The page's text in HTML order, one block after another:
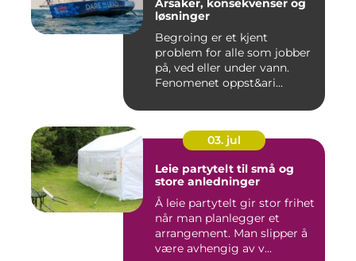
Årsaker, konsekvenser og
løsninger
Begroing er et kjent
problem for alle som jobber
på, ved eller under vann.
Fenomenet oppst&ari...
03. jul
Leie partytelt til små og
store anledninger
Å leie partytelt gir stor frihet
når man planlegger et
arrangement. Man slipper å
være avhengig av v...